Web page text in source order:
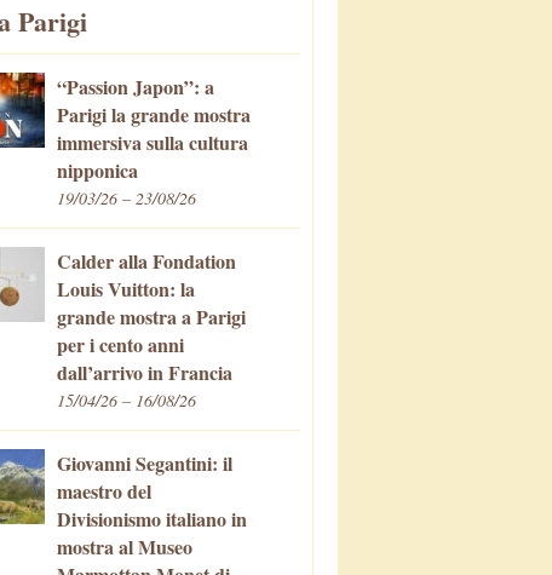
Parigi
“Passion Japon”: a
Parigi la grande mostra
immersiva sulla cultura
nipponica
19/03/26 – 23/08/26
Calder alla Fondation
Louis Vuitton: la
grande mostra a Parigi
per i cento anni
dall’arrivo in Francia
15/04/26 – 16/08/26
Giovanni Segantini: il
maestro del
Divisionismo italiano in
mostra al Museo